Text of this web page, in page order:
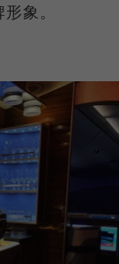
象。